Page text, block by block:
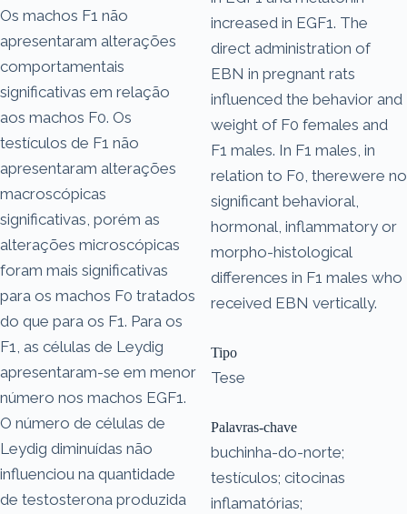
Os machos F1 não
apresentaram alterações
comportamentais
significativas em relação
aos machos F0. Os
testículos de F1 não
apresentaram alterações
macroscópicas
significativas, porém as
alterações microscópicas
foram mais significativas
para os machos F0 tratados
do que para os F1. Para os
F1, as células de Leydig
apresentaram-se em menor
número nos machos EGF1.
O número de células de
Leydig diminuídas não
influenciou na quantidade
de testosterona produzida
increased in EGF1. The
direct administration of
EBN in pregnant rats
influenced the behavior and
weight of F0 females and
F1 males. In F1 males, in
relation to F0, therewere no
significant behavioral,
hormonal, inflammatory or
morpho-histological
differences in F1 males who
received EBN vertically.
Tipo
Tese
Palavras-chave
buchinha-do-norte;
testículos; citocinas
inflamatórias;